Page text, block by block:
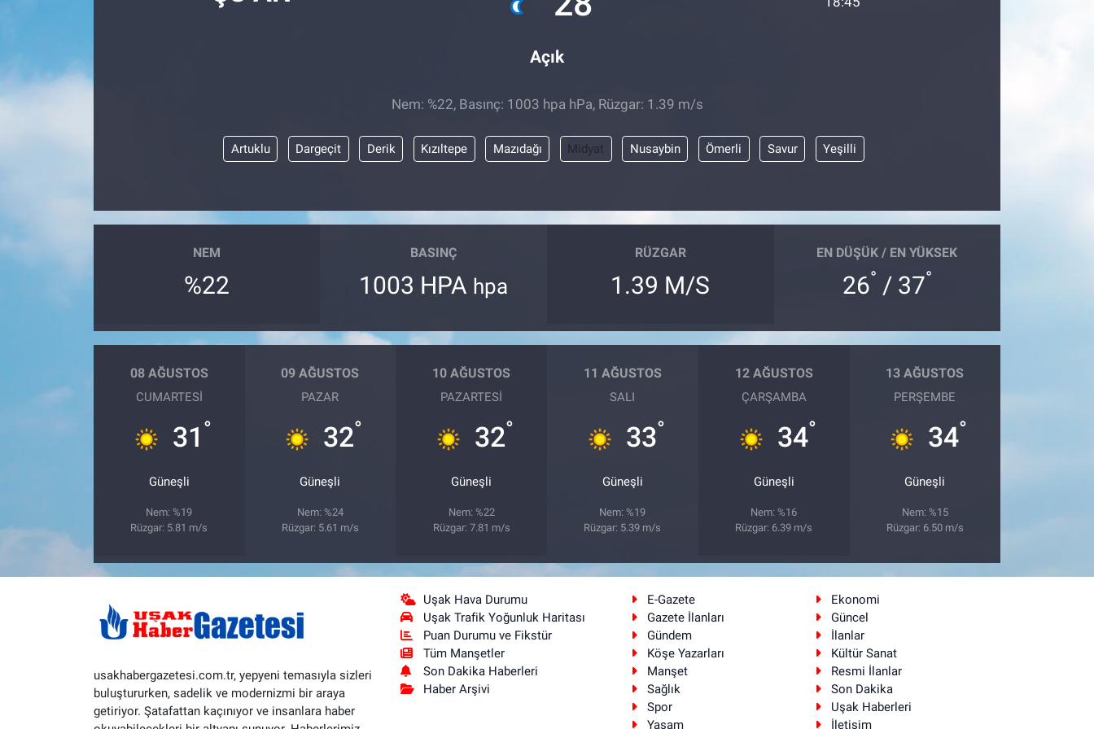
Açık
Nem: %22, Basınç: 1003 hpa hPa, Rüzgar: 1.39 m/s
Artuklu Dargeçit Derik Kızıltepe Mazıdağı Midyat Nusaybin Ömerli Savur Yeşilli
NEM
%22
BASINÇ
1003 HPA hpa
RÜZGAR
1.39 M/S
EN DÜŞÜK / EN YÜKSEK
26° / 37°
08 AĞUSTOS
CUMARTESI
31 °
Güneşli
Nem: %19
Rüzgar: 5.81 m/s
09 AĞUSTOS
PAZAR
32°
Güneşli
Nem: %24
Rüzgar: 5.61 m/s
10 AĞUSTOS
PAZARTESI
32°
Güneşli
Nem: %22
Rüzgar: 7.81 m/s
11 AĞUSTOS
SALI
33°
Güneşli
Nem: %19
Rüzgar: 5.39 m/s
12 AĞUSTOS
ÇARŞAMBA
34°
Güneşli
Nem: %16
Rüzgar: 6.39 m/s
13 AĞUSTOS
PERŞEMBE
34°
Güneşli
Nem: %15
Rüzgar: 6.50 m/s
usakhabergazetesi.com.tr, yepyeni temasıyla sizleri
buluştururken, sadelik ve modernizmi bir araya
getiriyor. Şatafattan kaçınıyor ve insanlara haber
Uşak Hava Durumu
Uşak Trafik Yoğunluk Haritası
Puan Durumu ve Fikstür
Tüm Manşetler
Son Dakika Haberleri
Haber Arşivi
E-Gazete
Ekonomi
Gazete İlanları
Güncel
Gündem
İlanlar
Köşe Yazarları
Kültür Sanat
Manşet
Resmi İlanlar
Sağlık
Son Dakika
Spor
Uşak Haberleri
Yaşam
İletişim
Resmi İlanlar